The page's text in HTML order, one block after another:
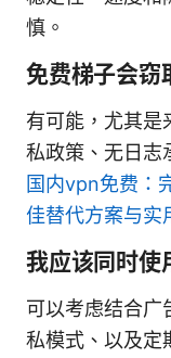
慎。
免费梯子会窃
有可能，尤其是
私政策、无日志
国内vpn免费：
佳替代方案与实
我应该同时使
可以考虑结合广
私模式、以及定